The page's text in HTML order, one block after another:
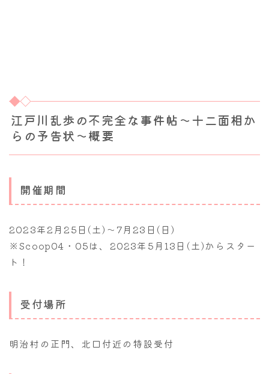
江戸川乱歩の不完全な事件帖～十二面相か
らの予告状～概要
開催期間
2023年2月25日(土)～7月23日(日)
※Scoop04・05は、2023年5月13日(土)からスター
ト！
受付場所
明治村の正門、北口付近の特設受付